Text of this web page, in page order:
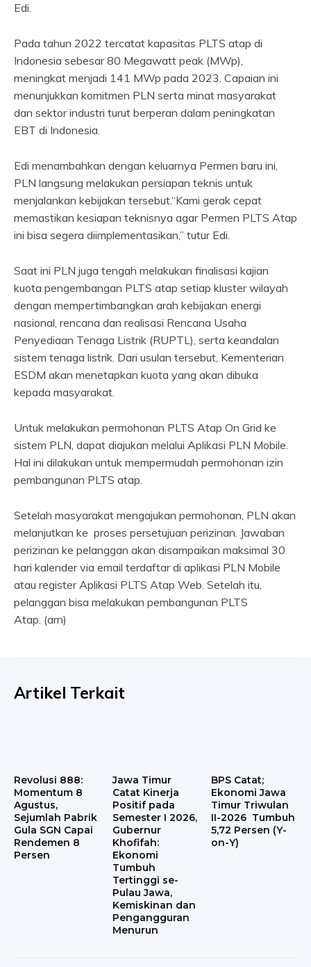
Edi.
Pada tahun 2022 tercatat kapasitas PLTS atap di
Indonesia sebesar 80 Megawatt peak (MWp),
meningkat menjadi 141 MWp pada 2023. Capaian ini
menunjukkan komitmen PLN serta minat masyarakat
dan sektor industri turut berperan dalam peningkatan
EBT di Indonesia.
Edi menambahkan dengan keluarnya Permen baru ini,
PLN langsung melakukan persiapan teknis untuk
menjalankan kebijakan tersebut.“Kami gerak cepat
memastikan kesiapan teknisnya agar Permen PLTS Atap
ini bisa segera diimplementasikan,” tutur Edi.
Saat ini PLN juga tengah melakukan finalisasi kajian
kuota pengembangan PLTS atap setiap kluster wilayah
dengan mempertimbangkan arah kebijakan energi
nasional, rencana dan realisasi Rencana Usaha
Penyediaan Tenaga Listrik (RUPTL), serta keandalan
sistem tenaga listrik. Dari usulan tersebut, Kementerian
ESDM akan menetapkan kuota yang akan dibuka
kepada masyarakat.
Untuk melakukan permohonan PLTS Atap On Grid ke
sistem PLN, dapat diajukan melalui Aplikasi PLN Mobile.
Hal ini dilakukan untuk mempermudah permohonan izin
pembangunan PLTS atap.
Setelah masyarakat mengajukan permohonan, PLN akan
melanjutkan ke proses persetujuan perizinan. Jawaban
perizinan ke pelanggan akan disampaikan maksimal 30
hari kalender via email terdaftar di aplikasi PLN Mobile
atau register Aplikasi PLTS Atap Web. Setelah itu,
pelanggan bisa melakukan pembangunan PLTS
Atap. (arn)
Artikel Terkait
Revolusi 888:
Momentum 8
Agustus,
Sejumlah Pabrik
Gula SGN Capai
Rendemen 8
Persen
Jawa Timur
Catat Kinerja
Positif pada
Semester I 2026,
Gubernur
Khofifah:
Ekonomi
Tumbuh
Tertinggi se-
Pulau Jawa,
Kemiskinan dan
Pengangguran
Menurun
BPS Catat;
Ekonomi Jawa
Timur Triwulan
II-2026 Tumbuh
5,72 Persen (Y-
on-Y)